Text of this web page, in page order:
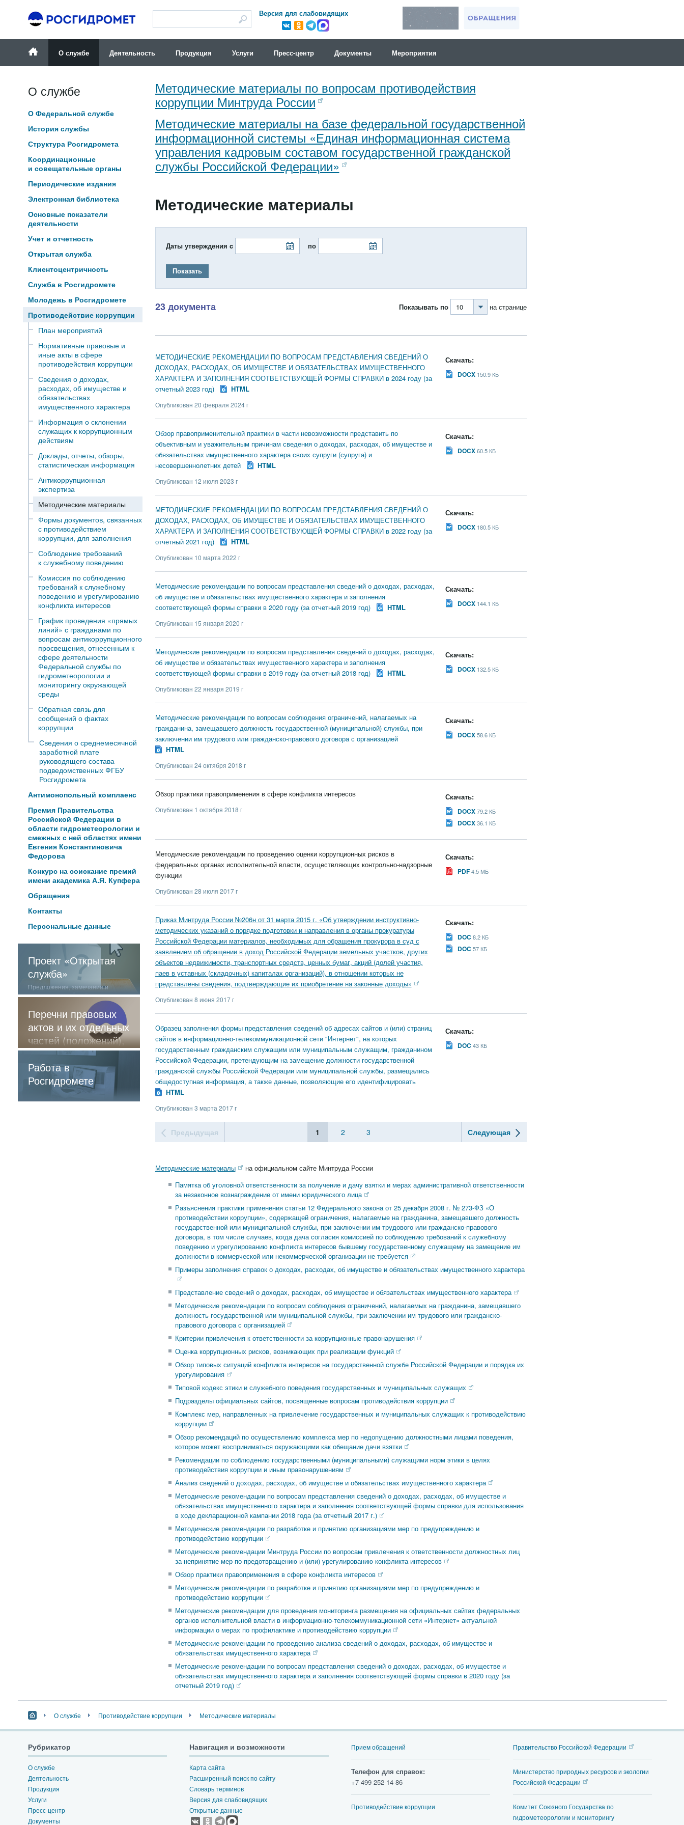
Версия для слабовидящих
О службе Деятельность Продукция Услуги Пресс-центр Документы Мероприятия
О службе
О Федеральной службе
История службы
Структура Росгидромета
Координационные
и совещательные органы
Периодические издания
Электронная библиотека
Основные показатели
деятельности
Учет и отчетность
Открытая служба
Клиентоцентричность
Служба в Росгидромете
Молодежь в Росгидромете
Противодействие коррупции
План мероприятий
Нормативные правовые и
иные акты в сфере
противодействия коррупции
Сведения о доходах,
расходах, об имуществе и
обязательствах
имущественного характера
Информация о склонении
служащих к коррупционным
действиям
Доклады, отчеты, обзоры,
статистическая информация
Антикоррупционная
экспертиза
Методические материалы
Формы документов, связанных
с противодействием
коррупции, для заполнения
Соблюдение требований
к служебному поведению
Комиссия по соблюдению
требований к служебному
поведению и урегулированию
конфликта интересов
График проведения «прямых
линий» с гражданами по
вопросам антикоррупционного
просвещения, отнесенным к
сфере деятельности
Федеральной службы по
гидрометеорологии и
мониторингу окружающей
среды
Обратная связь для
сообщений о фактах
коррупции
Сведения о среднемесячной
заработной плате
руководящего состава
подведомственных ФГБУ
Росгидромета
Антимонопольный комплаенс
Премия Правительства
Российской Федерации в
области гидрометеорологии и
смежных с ней областях имени
Евгения Константиновича
Федорова
Конкурс на соискание премий
имени академика А.Я. Купфера
Обращения
Контакты
Персональные данные
Проект «Открытая
служба»
Предложения, замечания и
отзывы о нашей работе
Перечни правовых
актов и их отдельных
частей (положений),
содержащие
обязательные
требования
Работа в
Росгидромете
Методические материалы по вопросам противодействия
коррупции Минтруда России
Методические материалы на базе федеральной государственной
информационной системы «Единая информационная система
управления кадровым составом государственной гражданской
службы Российской Федерации»
Методические материалы
Даты утверждения c по
Показать
23 документа Показывать по 10 на странице
Скачать:
DOCX150.9 КБ
МЕТОДИЧЕСКИЕ РЕКОМЕНДАЦИИ ПО ВОПРОСАМ ПРЕДСТАВЛЕНИЯ СВЕДЕНИЙ О
ДОХОДАХ, РАСХОДАХ, ОБ ИМУЩЕСТВЕ И ОБЯЗАТЕЛЬСТВАХ ИМУЩЕСТВЕННОГО
ХАРАКТЕРА И ЗАПОЛНЕНИЯ СООТВЕТСТВУЮЩЕЙ ФОРМЫ СПРАВКИ в 2024 году (за
отчетный 2023 год)
HTML
Опубликован 20 февраля 2024 г
Скачать:
DOCX60.5 КБ
Обзор правоприменительной практики в части невозможности представить по
объективным и уважительным причинам сведения о доходах, расходах, об имуществе и
обязательствах имущественного характера своих супруги (супруга) и
несовершеннолетних детей
HTML
Опубликован 12 июля 2023 г
Скачать:
DOCX180.5 КБ
МЕТОДИЧЕСКИЕ РЕКОМЕНДАЦИИ ПО ВОПРОСАМ ПРЕДСТАВЛЕНИЯ СВЕДЕНИЙ О
ДОХОДАХ, РАСХОДАХ, ОБ ИМУЩЕСТВЕ И ОБЯЗАТЕЛЬСТВАХ ИМУЩЕСТВЕННОГО
ХАРАКТЕРА И ЗАПОЛНЕНИЯ СООТВЕТСТВУЮЩЕЙ ФОРМЫ СПРАВКИ в 2022 году (за
отчетный 2021 год)
HTML
Опубликован 10 марта 2022 г
Скачать:
DOCX144.1 КБ
Методические рекомендации по вопросам представления сведений о доходах, расходах,
об имуществе и обязательствах имущественного характера и заполнения
соответствующей формы справки в 2020 году (за отчетный 2019 год)
HTML
Опубликован 15 января 2020 г
Скачать:
DOCX132.5 КБ
Методические рекомендации по вопросам представления сведений о доходах, расходах,
об имуществе и обязательствах имущественного характера и заполнения
соответствующей формы справки в 2019 году (за отчетный 2018 год)
HTML
Опубликован 22 января 2019 г
Скачать:
DOCX58.6 КБ
Методические рекомендации по вопросам соблюдения ограничений, налагаемых на
гражданина, замещавшего должность государственной (муниципальной) службы, при
заключении им трудового или гражданско-правового договора с организацией
HTML
Опубликован 24 октября 2018 г
Скачать:
DOCX79.2 КБ
DOCX36.1 КБ
Обзор практики правоприменения в сфере конфликта интересов
Опубликован 1 октября 2018 г
Скачать:
PDF4.5 МБ
Методические рекомендации по проведению оценки коррупционных рисков в
федеральных органах исполнительной власти, осуществляющих контрольно-надзорные
функции
Опубликован 28 июля 2017 г
Скачать:
DOC 8.2 КБ
DOC 57 КБ
Приказ Минтруда России №206н от 31 марта 2015 г. «Об утверждении инструктивно-
методических указаний о порядке подготовки и направления в органы прокуратуры
Российской Федерации материалов, необходимых для обращения прокурора в суд с
заявлением об обращении в доход Российской Федерации земельных участков, других
объектов недвижимости, транспортных средств, ценных бумаг, акций (долей участия,
паев в уставных (складочных) капиталах организаций), в отношении которых не
представлены сведения, подтверждающие их приобретение на законные доходы»
Опубликован 8 июня 2017 г
Скачать:
DOC 43 КБ
Образец заполнения формы представления сведений об адресах сайтов и (или) страниц
сайтов в информационно-телекоммуникационной сети "Интернет", на которых
государственным гражданским служащим или муниципальным служащим, гражданином
Российской Федерации, претендующим на замещение должности государственной
гражданской службы Российской Федерации или муниципальной службы, размещались
общедоступная информация, а также данные, позволяющие его идентифицировать
HTML
Опубликован 3 марта 2017 г
Предыдущая 1 2 3 Следующая
Методические материалы
на официальном сайте Минтруда России
Памятка об уголовной ответственности за получение и дачу взятки и мерах административной ответственности
за незаконное вознаграждение от имени юридического лица
Разъяснения практики применения статьи 12 Федерального закона от 25 декабря 2008 г. № 273-ФЗ «О
противодействии коррупции», содержащей ограничения, налагаемые на гражданина, замещавшего должность
государственной или муниципальной службы, при заключении им трудового или гражданско-правового
договора, в том числе случаев, когда дача согласия комиссией по соблюдению требований к служебному
поведению и урегулированию конфликта интересов бывшему государственному служащему на замещение им
должности в коммерческой или некоммерческой организации не требуется
Примеры заполнения справок о доходах, расходах, об имуществе и обязательствах имущественного характера
Представление сведений о доходах, расходах, об имуществе и обязательствах имущественного характера
Методические рекомендации по вопросам соблюдения ограничений, налагаемых на гражданина, замещавшего
должность государственной или муниципальной службы, при заключении им трудового или гражданско-
правового договора с организацией
Критерии привлечения к ответственности за коррупционные правонарушения
Оценка коррупционных рисков, возникающих при реализации функций
Обзор типовых ситуаций конфликта интересов на государственной службе Российской Федерации и порядка их
урегулирования
Типовой кодекс этики и служебного поведения государственных и муниципальных служащих
Подразделы официальных сайтов, посвященные вопросам противодействия коррупции
Комплекс мер, направленных на привлечение государственных и муниципальных служащих к противодействию
коррупции
Обзор рекомендаций по осуществлению комплекса мер по недопущению должностными лицами поведения,
которое может восприниматься окружающими как обещание дачи взятки
Рекомендации по соблюдению государственными (муниципальными) служащими норм этики в целях
противодействия коррупции и иным правонарушениям
Анализ сведений о доходах, расходах, об имуществе и обязательствах имущественного характера
Методические рекомендации по вопросам представления сведений о доходах, расходах, об имуществе и
обязательствах имущественного характера и заполнения соответствующей формы справки для использования
в ходе декларационной кампании 2018 года (за отчетный 2017 г.)
Методические рекомендации по разработке и принятию организациями мер по предупреждению и
противодействию коррупции
Методические рекомендации Минтруда России по вопросам привлечения к ответственности должностных лиц
за непринятие мер по предотвращению и (или) урегулированию конфликта интересов
Обзор практики правоприменения в сфере конфликта интересов
Методические рекомендации по разработке и принятию организациями мер по предупреждению и
противодействию коррупции
Методические рекомендации для проведения мониторинга размещения на официальных сайтах федеральных
органов исполнительной власти в информационно-телекоммуникационной сети «Интернет» актуальной
информации о мерах по профилактике и противодействию коррупции
Методические рекомендации по проведению анализа сведений о доходах, расходах, об имуществе и
обязательствах имущественного характера
Методические рекомендации по вопросам представления сведений о доходах, расходах, об имуществе и
обязательствах имущественного характера и заполнения соответствующей формы справки в 2020 году (за
отчетный 2019 год)
О службе Противодействие коррупции Методические материалы
Рубрикатор
О службе
Деятельность
Продукция
Услуги
Пресс-центр
Документы
Навигация и возможности
Карта сайта
Расширенный поиск по сайту
Словарь терминов
Версия для слабовидящих
Открытые данные
Прием обращений
Телефон для справок:
+7 499 252-14-86
Противодействие коррупции
Правительство Российской Федерации
Министерство природных ресурсов и экологии
Российской Федерации
Комитет Союзного Государства по
гидрометеорологии и мониторингу